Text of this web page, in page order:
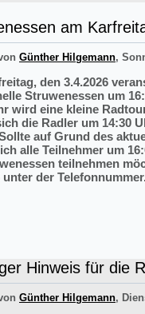
am
Günther Hilgemann,
den 3.4.2026
Struwenessen um
wird eine kleine
die Radler um 14:30
auf Grund des
alle Teilnehmer um
teilnehmen
unter der
Hinweis für die
Günther Hilgemann,